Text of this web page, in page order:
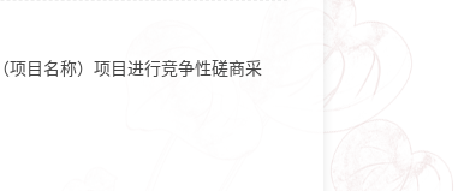
（项目名称）项目进行竞争性磋商采